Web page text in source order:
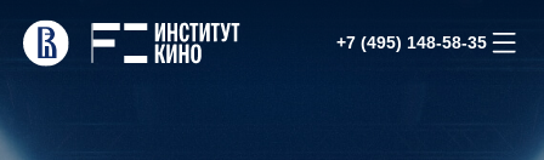
+7 (495) 148-58-35